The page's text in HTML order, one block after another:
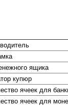
ящика
купюр
ячеек для
ячеек для